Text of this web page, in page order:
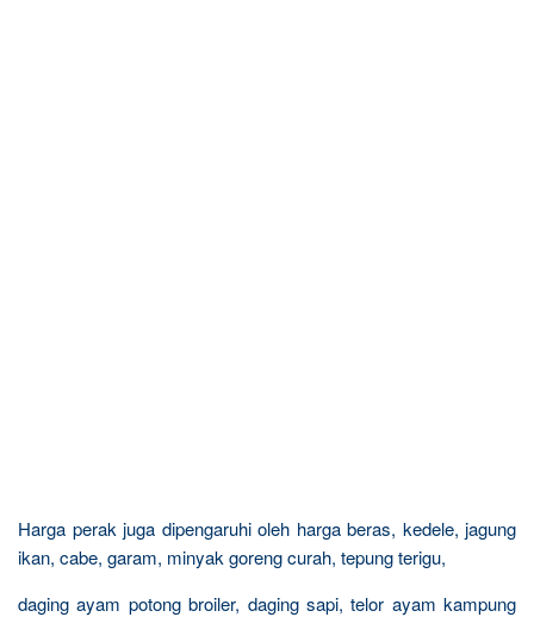
Harga perak juga dipengaruhi oleh harga beras, kedele, jagung
ikan, cabe, garam, minyak goreng curah, tepung terigu,
daging ayam potong broiler, daging sapi, telor ayam kampung